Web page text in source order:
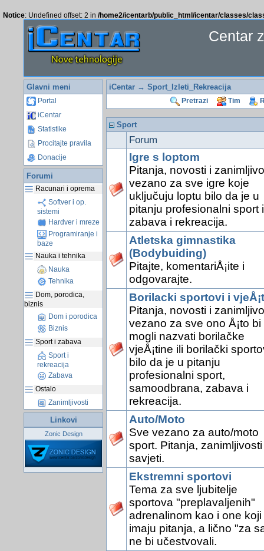
Notice: Undefined offset: 2 in /home2/icentarb/public_html/icentar/classes/
Centar
Glavni meni
Portal
iCentar
Statistike
Procitajte pravila
Donacije
Forumi
Racunari i oprema
Softver i op.
sistemi
Hardver i mreze
Programiranje i
baze
Nauka i tehnika
Nauka
Tehnika
Dom, porodica,
biznis
Dom i porodica
Biznis
Sport i zabava
Sport i
rekreacija
Zabava
Ostalo
Zanimljivosti
Linkovi
Zonic Design
iCentar→ Sport_Izleti_Rekreacija
Pretrazi Tim
Sport
Forum
Igre s loptom
Pitanja, novosti i
vezano za sve igre koje
uključuju loptu bilo da je u
pitanju profesionalni sport
zabava i rekreacija.
Atletska gimnastika
(Bodybuiding)
Pitajte, komentariÅ¡ite i
odgovarajte.
Borilacki sportovi i
Pitanja, novosti i
vezano za sve ono Å¡to bi
mogli nazvati borilačke
vjeÅ¡tine ili borilački
bilo da je u pitanju
profesionalni sport,
samoodbrana, zabava i
rekreacija.
Auto/Moto
Sve vezano za auto/moto
sport. Pitanja, zanimljivosti
savjeti.
Ekstremni sportovi
Tema za sve ljubitelje
sportova "preplavaljenih"
adrenalinom kao i one koji
imaju pitanja, a lično "za
ne bi učestvovali.